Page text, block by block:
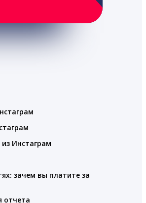
Инстаграм
зачем вы платите за
отчета